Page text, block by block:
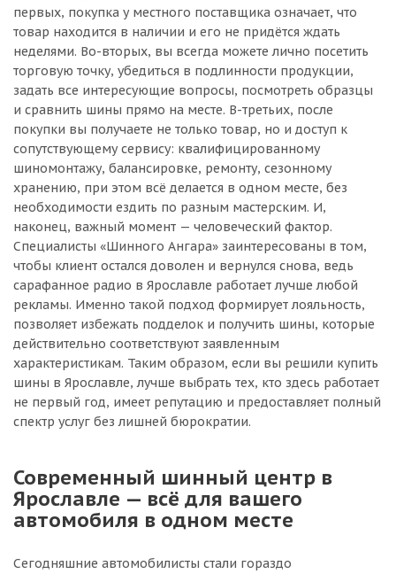
первых, покупка у местного поставщика означает, что
товар находится в наличии и его не придётся ждать
неделями. Во-вторых, вы всегда можете лично посетить
торговую точку, убедиться в подлинности продукции,
задать все интересующие вопросы, посмотреть образцы
и сравнить шины прямо на месте. В-третьих, после
покупки вы получаете не только товар, но и доступ к
сопутствующему сервису: квалифицированному
шиномонтажу, балансировке, ремонту, сезонному
хранению, при этом всё делается в одном месте, без
необходимости ездить по разным мастерским. И,
наконец, важный момент — человеческий фактор.
Специалисты «Шинного Ангара» заинтересованы в том,
чтобы клиент остался доволен и вернулся снова, ведь
сарафанное радио в Ярославле работает лучше любой
рекламы. Именно такой подход формирует лояльность,
позволяет избежать подделок и получить шины, которые
действительно соответствуют заявленным
характеристикам. Таким образом, если вы решили купить
шины в Ярославле, лучше выбрать тех, кто здесь работает
не первый год, имеет репутацию и предоставляет полный
спектр услуг без лишней бюрократии.
Современный шинный центр в
Ярославле — всё для вашего
автомобиля в одном месте
Сегодняшние автомобилисты стали гораздо